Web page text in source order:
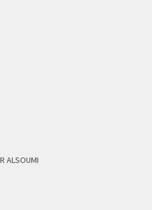
ALSOUMI